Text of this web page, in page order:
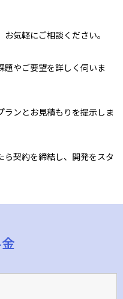
気軽にご相談ください。
やご要望を詳しく伺いま
ランとお見積もりを提示しま
ら契約を締結し、開発をスタ